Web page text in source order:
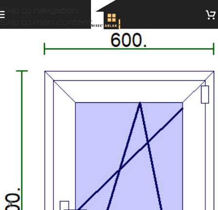
Skip to navigation
Skip to main content